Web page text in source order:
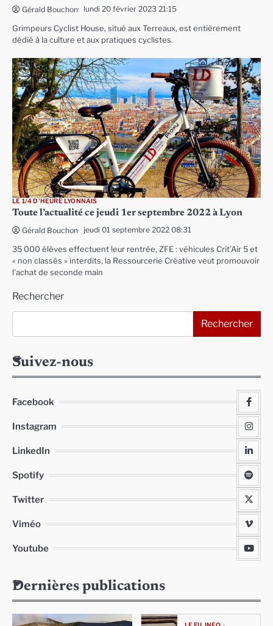
Gérald Bouchon lundi 20 février 2023 21:15
Grimpeurs Cyclist House, situé aux Terreaux, est entièrement
dédié à la culture et aux pratiques cyclistes.
LE 1/4 D'HEURE LYONNAIS
Toute l’actualité ce jeudi 1er septembre 2022 à Lyon
Gérald Bouchon jeudi 01 septembre 2022 08:31
35 000 élèves effectuent leur rentrée, ZFE : véhicules Crit’Air 5 et
« non classés » interdits, la Ressourcerie Créative veut promouvoir
l’achat de seconde main
Rechercher
Rechercher
Suivez-nous
Facebook
Instagram
LinkedIn
Spotify
Twitter
Viméo
Youtube
Dernières publications